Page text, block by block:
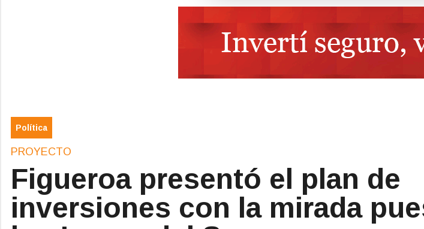
Política
PROYECTO
Figueroa presentó el plan de
inversiones con la mirada